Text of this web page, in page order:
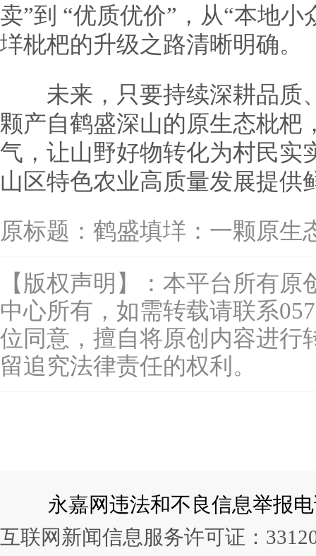
卖”到 “优质优价”，从“本地
垟枇杷的升级之路清晰明确。
未来，只要持续深耕品质
颗产自鹤盛深山的原生态枇杷
气，让山野好物转化为村民实
山区特色农业高质量发展提供
原标题： 鹤盛填垟：一颗原生
【版权声明】：本平台所有
中心所有，如需转载请联系
位同意，擅自将原创内容进行
留追究法律责任的权利。
永嘉网违法和不良信息举报
互联网新闻信息服务许可证：